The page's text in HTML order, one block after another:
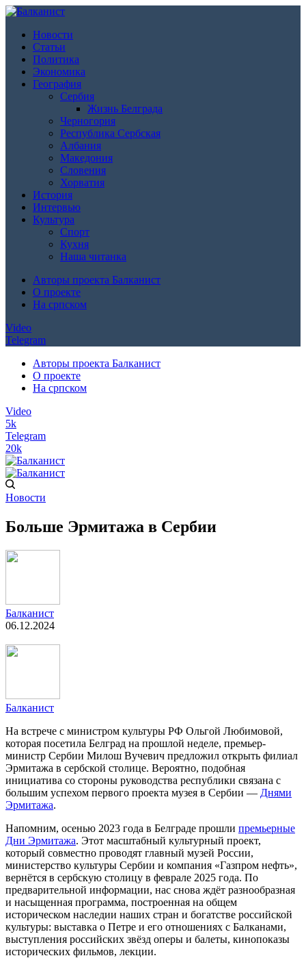
Новости
Статьи
Политика
Экономика
География
Сербия
Жизнь Белграда
Черногория
Республика Сербская
Албания
Македония
Словения
Хорватия
История
Интервью
Культура
Спорт
Кухня
Наша читанка
Авторы проекта Балканист
О проекте
На српском
Video
Telegram
Авторы проекта Балканист
О проекте
На српском
Video
5k
Telegram
20k
Новости
Больше Эрмитажа в Сербии
Балканист
06.12.2024
Балканист
На встрече с министром культуры РФ Ольгой Любимовой,
которая посетила Белград на прошлой неделе, премьер-
министр Сербии Милош Вучевич предложил открыть филиал
Эрмитажа в сербской столице. Вероятно, подобная
инициатива со стороны руководства республики связана с
большим успехом первого проекта музея в Сербии — Днями
Эрмитажа.
Напомним, осенью 2023 года в Белграде прошли премьерные
Дни Эрмитажа. Этот масштабный культурный проект,
который совместно проводят главный музей России,
министерство культуры Сербии и компания «Газпром нефть»,
вернётся в сербскую столицу в феврале 2025 года. По
предварительной информации, нас снова ждёт разнообразная
и насыщенная программа, построенная на общем
историческом наследии наших стран и богатстве российской
культуры: выставка о Петре и его отношениях с Балканами,
выступления российских звёзд оперы и балеты, кинопоказы
исторических фильмов, лекции.